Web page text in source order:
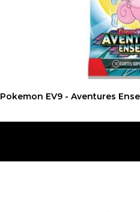
Pokemon EV9 - Aventures